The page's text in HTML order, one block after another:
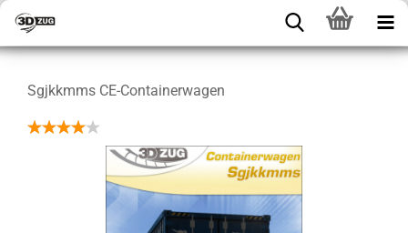
Sgjkkmms CE-Containerwagen